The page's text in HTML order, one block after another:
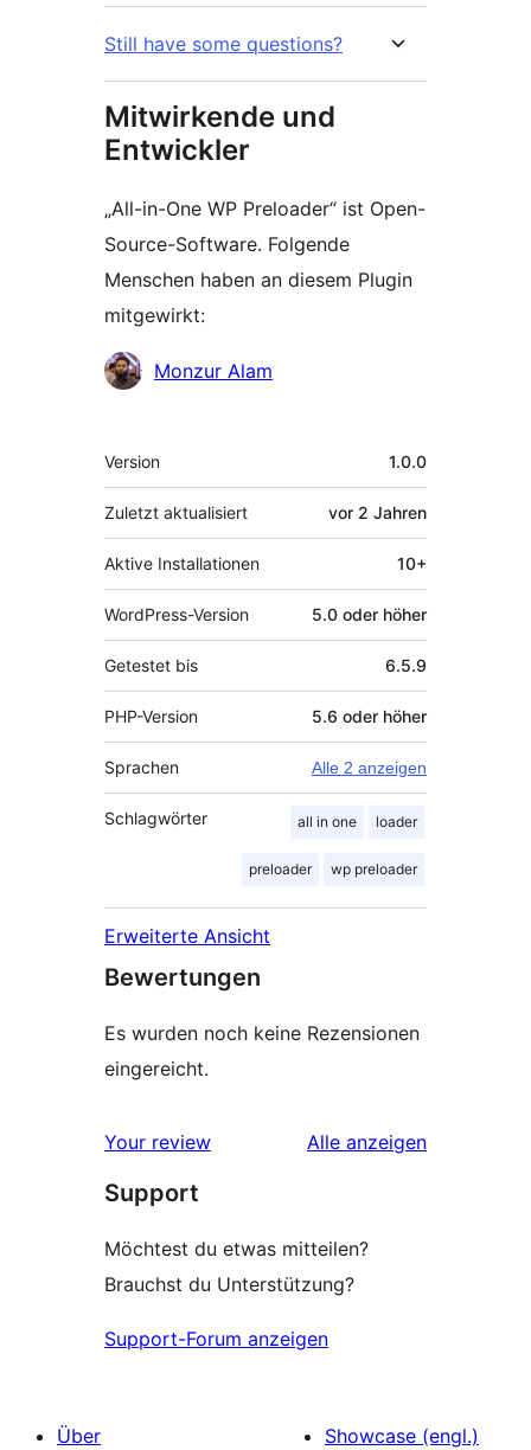
Still have some questions?
Mitwirkende und
Entwickler
„All-in-One WP Preloader“ ist Open-
Source-Software. Folgende
Menschen haben an diesem Plugin
mitgewirkt:
Mitwirkende
Monzur Alam
Meta
Version 1.0.0
Zuletzt aktualisiert vor 2 Jahren
Aktive Installationen 10+
WordPress-Version 5.0 oder höher
Getestet bis 6.5.9
PHP-Version 5.6 oder höher
Sprachen Alle 2 anzeigen
Schlagwörter all in one loader
preloader wp preloader
Erweiterte Ansicht
Bewertungen
Es wurden noch keine Rezensionen
eingereicht.
Your review Alle Rezensionen
anzeigen
Support
Möchtest du etwas mitteilen?
Brauchst du Unterstützung?
Support-Forum anzeigen
Über
Showcase (engl.)